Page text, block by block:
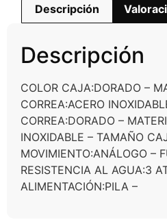
Descripción
Descripción
COLOR CAJA:DORADO –
CORREA:ACERO
CORREA:DORADO –
INOXIDABLE – TAMAÑO
MOVIMIENTO:ANÁLOGO –
RESISTENCIA AL AGUA:3
ALIMENTACIÓN:PILA –